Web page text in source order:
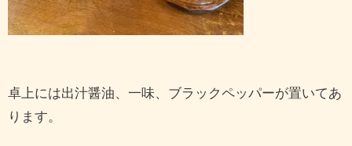
卓上には出汁醤油、一味、ブラックペッパーが置いてあ
ります。